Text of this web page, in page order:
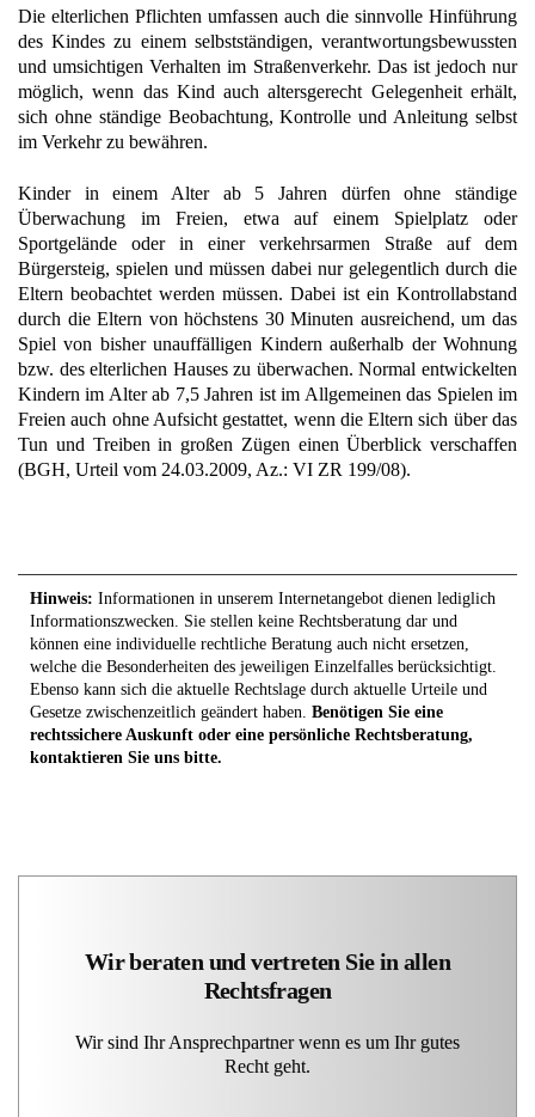
Die elterlichen Pflichten umfassen auch die sinnvolle Hinführung
des Kindes zu einem selbstständigen, verantwortungsbewussten
und umsichtigen Verhalten im Straßenverkehr. Das ist jedoch nur
möglich, wenn das Kind auch altersgerecht Gelegenheit erhält,
sich ohne ständige Beobachtung, Kontrolle und Anleitung selbst
im Verkehr zu bewähren.
Kinder in einem Alter ab 5 Jahren dürfen ohne ständige
Überwachung im Freien, etwa auf einem Spielplatz oder
Sportgelände oder in einer verkehrsarmen Straße auf dem
Bürgersteig, spielen und müssen dabei nur gelegentlich durch die
Eltern beobachtet werden müssen. Dabei ist ein Kontrollabstand
durch die Eltern von höchstens 30 Minuten ausreichend, um das
Spiel von bisher unauffälligen Kindern außerhalb der Wohnung
bzw. des elterlichen Hauses zu überwachen. Normal entwickelten
Kindern im Alter ab 7,5 Jahren ist im Allgemeinen das Spielen im
Freien auch ohne Aufsicht gestattet, wenn die Eltern sich über das
Tun und Treiben in großen Zügen einen Überblick verschaffen
(BGH, Urteil vom 24.03.2009, Az.: VI ZR 199/08).
Hinweis: Informationen in unserem Internetangebot dienen lediglich
Informationszwecken. Sie stellen keine Rechtsberatung dar und
können eine individuelle rechtliche Beratung auch nicht ersetzen,
welche die Besonderheiten des jeweiligen Einzelfalles berücksichtigt.
Ebenso kann sich die aktuelle Rechtslage durch aktuelle Urteile und
Gesetze zwischenzeitlich geändert haben. Benötigen Sie eine
rechtssichere Auskunft oder eine persönliche Rechtsberatung,
kontaktieren Sie uns bitte.
Wir beraten und vertreten Sie in allen
Rechtsfragen
Wir sind Ihr Ansprechpartner wenn es um Ihr gutes
Recht geht.